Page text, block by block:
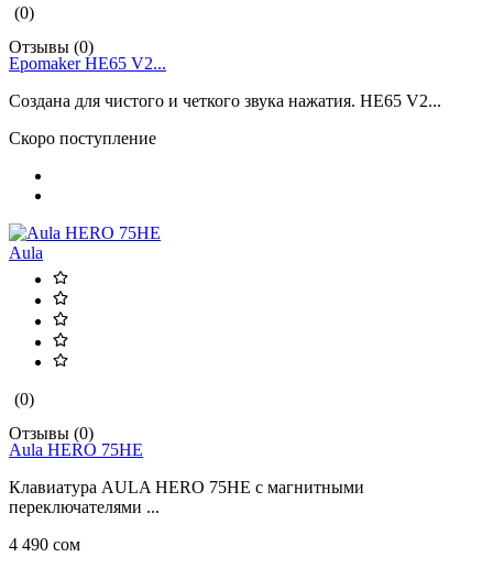
(0)
Отзывы (0)
Epomaker HE65 V2...
Создана для чистого и четкого звука нажатия. HE65 V2...
Скоро поступление
Aula
(0)
Отзывы (0)
Aula HERO 75HE
Клавиатура AULA HERO 75HE с магнитными
переключателями ...
4 490 сом